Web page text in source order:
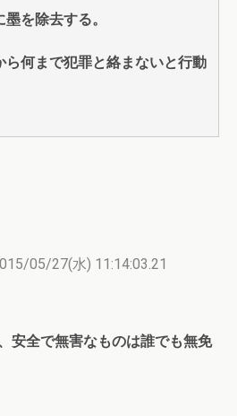
を除去する。
ら何まで犯罪と絡まないと行動
05/27(水) 11:14:03.21
安全で無害なものは誰でも無免